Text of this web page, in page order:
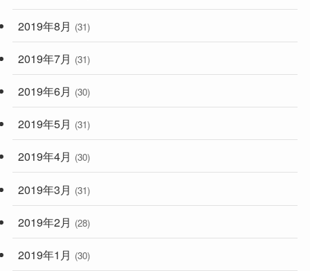
2019年8月 (31)
2019年7月 (31)
2019年6月 (30)
2019年5月 (31)
2019年4月 (30)
2019年3月 (31)
2019年2月 (28)
2019年1月 (30)